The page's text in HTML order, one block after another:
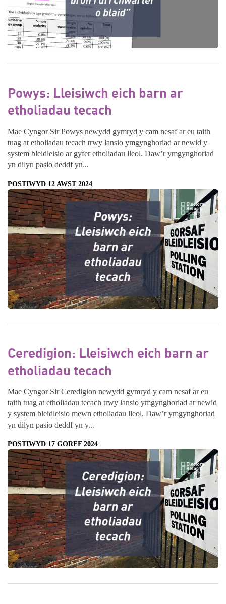
Powys: Lleisiwch eich barn ar
etholiadau tecach
Mae Cyngor Sir Powys newydd gymryd y cam nesaf ar eu taith
tuag at etholiadau tecach trwy lansio ymgynghoriad ar newid y
system bleidleisio ar gyfer etholiadau lleol. Daw’r ymgynghoriad
yn dilyn pasio deddf yn...
POSTIWYD 12 AWST 2024
Ceredigion: Lleisiwch eich barn ar
etholiadau tecach
Mae Cyngor Sir Ceredigion newydd gymryd y cam nesaf ar eu
taith tuag at etholiadau tecach trwy lansio ymgynghoriad ar newid
y system bleidleisio mewn etholiadau lleol. Daw’r ymgynghoriad
yn dilyn pasio deddf yn y...
POSTIWYD 17 GORFF 2024